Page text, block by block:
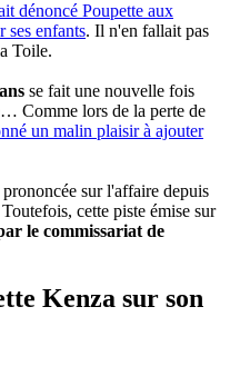
dénoncé Poupette aux
ses enfants. Il n'en fallait pas
Toile.
se fait une nouvelle fois
Comme lors de la perte de
un malin plaisir à ajouter
sur l'affaire depuis
cette piste émise sur
le commissariat de
Kenza sur son